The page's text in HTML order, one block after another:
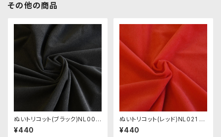
その他の商品
ぬいトリコット(ブラック)NL007
ぬいぐるみ用薄手パイル生地 2
0cm
¥440
ぬいトリコット(レッド)NL021 ぬ
いぐるみ用薄手パイル生地 20c
m
¥440